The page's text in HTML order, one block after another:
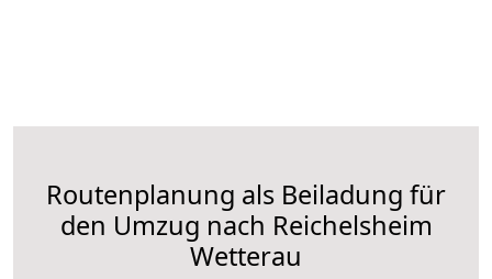
Routenplanung als Beiladung für
den Umzug nach Reichelsheim
Wetterau